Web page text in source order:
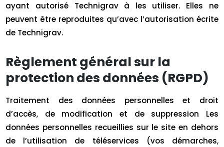
ayant autorisé Technigrav à les utiliser. Elles ne
peuvent être reproduites qu’avec l’autorisation écrite
de Technigrav.
Règlement général sur la
protection des données (RGPD)
Traitement des données personnelles et droit
d’accès, de modification et de suppression Les
données personnelles recueillies sur le site en dehors
de l’utilisation de téléservices (vos démarches,